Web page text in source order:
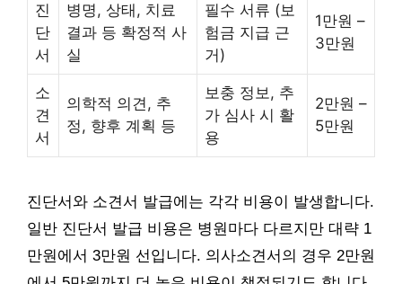
진
단
서
병명, 상태, 치료
결과 등 확정적 사
실
필수 서류 (보
험금 지급 근
거)
1만원 –
3만원
소
견
서
의학적 의견, 추
정, 향후 계획 등
보충 정보, 추
가 심사 시 활
용
2만원 –
5만원
진단서와 소견서 발급에는 각각 비용이 발생합니다.
일반 진단서 발급 비용은 병원마다 다르지만 대략 1
만원에서 3만원 선입니다. 의사소견서의 경우 2만원